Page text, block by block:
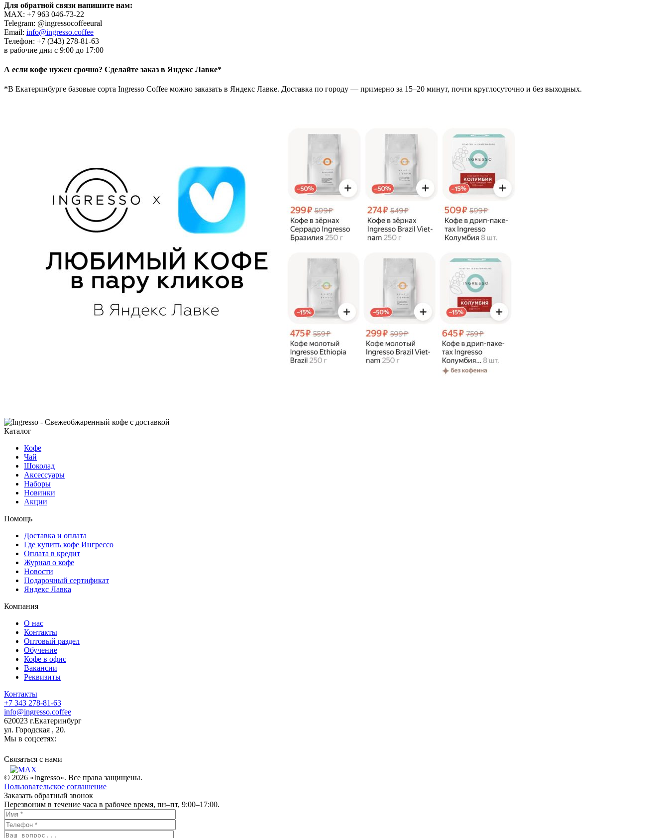
Для обратной связи напишите нам:
MAX: +7 963 046-73-22
Telegram: @ingressocoffeeural
Email: info@ingresso.coffee
Телефон: +7 (343) 278-81-63
в рабочие дни с 9:00 до 17:00
А если кофе нужен срочно? Сделайте заказ в Яндекс Лавке*
*В Екатеринбурге базовые сорта Ingresso Coffee можно заказать в Яндекс Лавке. Доставка по городу — примерно за 15–20 минут, почти круглосуточно и без выходных.
Каталог
Кофе
Чай
Шоколад
Аксессуары
Наборы
Новинки
Акции
Помощь
Доставка и оплата
Где купить кофе Ингрессо
Оплата в кредит
Журнал о кофе
Новости
Подарочный сертификат
Яндекс Лавка
Компания
О нас
Контакты
Оптовый раздел
Обучение
Кофе в офис
Вакансии
Реквизиты
Контакты
+7 343 278-81-63
info@ingresso.coffee
620023 г.Екатеринбург
ул. Городская , 20.
Мы в соцсетях:
Связаться c нами
© 2026 «Ingresso». Все права защищены.
Пользовательское соглашение
Заказать обратный звонок
Перезвоним в течение часа в рабочее время, пн–пт, 9:00–17:00.